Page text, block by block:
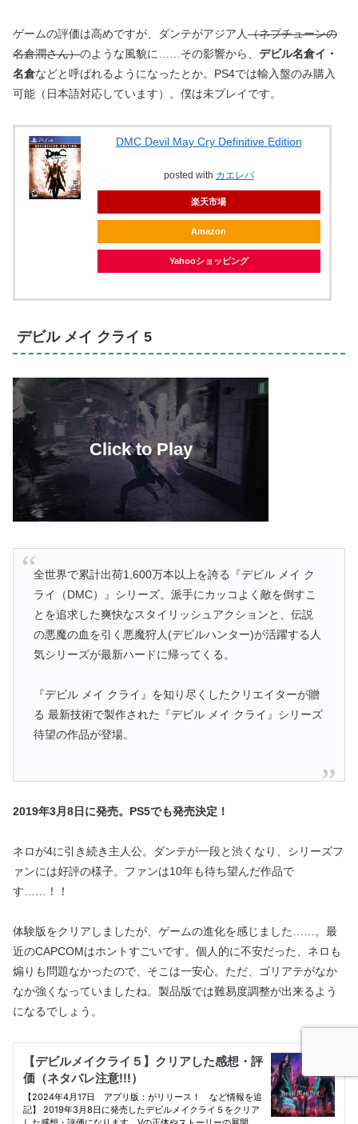
ゲームの評価は高めですが、ダンテがアジア人（ネプチューンの
名倉潤さん）のような風貌に……その影響から、 デビル名倉イ・
名倉などと呼ばれるようになったとか。PS4では輸入盤のみ購入
可能（日本語対応しています）。僕は未プレイです。
DMC Devil May Cry Definitive Edition
posted with カエレバ
楽天市場
Amazon
Yahooショッピング
デビル メイ クライ 5
全世界で累計出荷1,600万本以上を誇る『デビル メイ ク
ライ（DMC）』シリーズ。派手にカッコよく敵を倒すこ
とを追求した爽快なスタイリッシュアクションと、伝説
の悪魔の血を引く悪魔狩人(デビルハンター)が活躍する人
気シリーズが最新ハードに帰ってくる。
『デビル メイ クライ』を知り尽くしたクリエイターが贈
る 最新技術で製作された『デビル メイ クライ』シリーズ
待望の作品が登場。
2019年3月8日に発売。PS5でも発売決定！
ネロが4に引き続き主人公。ダンテが一段と渋くなり、シリーズフ
ァンには好評の様子。ファンは10年も待ち望んだ作品で
す……！！
体験版をクリアしましたが、ゲームの進化を感じました……。最
近のCAPCOMはホントすごいです。個人的に不安だった、ネロも
煽りも問題なかったので、そこは一安心。ただ、ゴリアテがなか
なか強くなっていましたね。製品版では難易度調整が出来るよう
になるでしょう。